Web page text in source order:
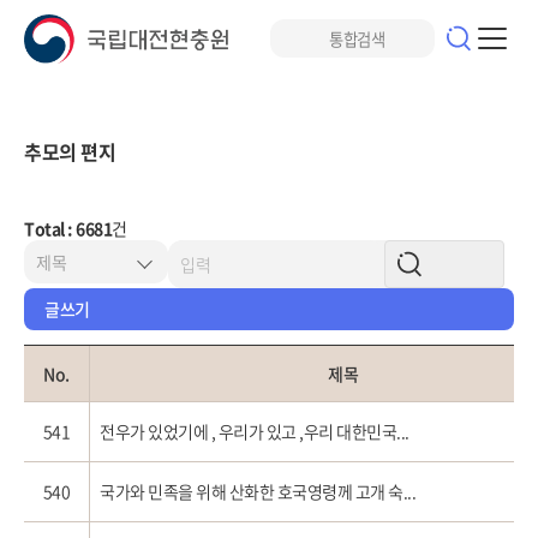
추모의 편지
Total : 6681건
글쓰기
No. 제목
541 전우가 있었기에 , 우리가 있고 ,우리 대한민국...
540 국가와 민족을 위해 산화한 호국영령께 고개 숙...